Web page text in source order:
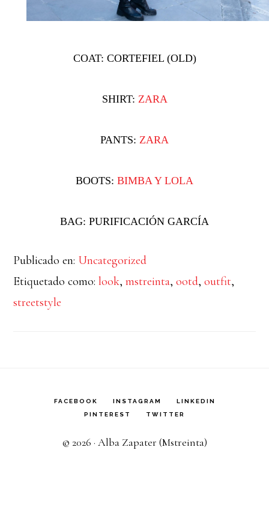
COAT: CORTEFIEL (OLD)
SHIRT: ZARA
PANTS: ZARA
BOOTS: BIMBA Y LOLA
BAG: PURIFICACIÓN GARCÍA
Publicado en: Uncategorized
Etiquetado como:look,mstreinta,ootd,outfit,
streetstyle
FACEBOOK INSTAGRAM
LINKEDIN
PINTEREST
TWITTER
© 2026 · Alba Zapater (Mstreinta)